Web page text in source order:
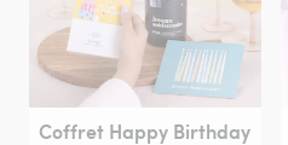
Coffret Happy Birthday